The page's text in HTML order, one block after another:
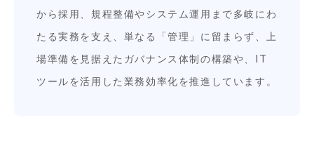
から採用、規程整備やシステム運用まで多岐にわ
たる実務を支え、単なる「管理」に留まらず、上
場準備を見据えたガバナンス体制の構築や、IT
ツールを活用した業務効率化を推進しています。